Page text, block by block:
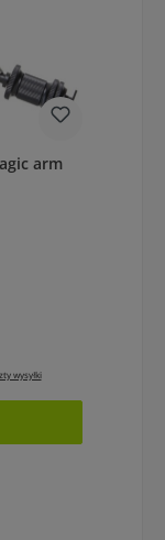
arm
wysyłki